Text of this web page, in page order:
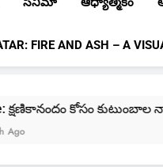
FIRE AND ASH – A
క్షణికానందం కోసం కుటుంబాల